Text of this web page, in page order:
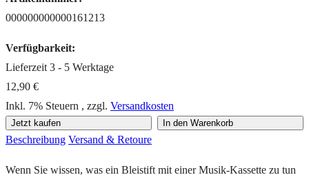
000000000000161213
Verfügbarkeit:
Lieferzeit 3 - 5 Werktage
12,90 €
Inkl. 7% Steuern , zzgl. Versandkosten
Jetzt kaufen In den Warenkorb
Beschreibung Versand & Retoure
Wenn Sie wissen, was ein Bleistift mit einer Musik-Kassette zu tun